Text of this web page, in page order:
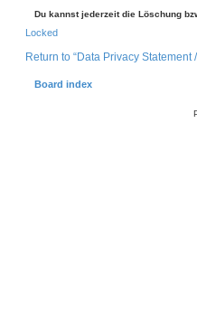
Du kannst jederzeit die Löschung
o
Locked
Return to “Data Privacy Statement
Board index